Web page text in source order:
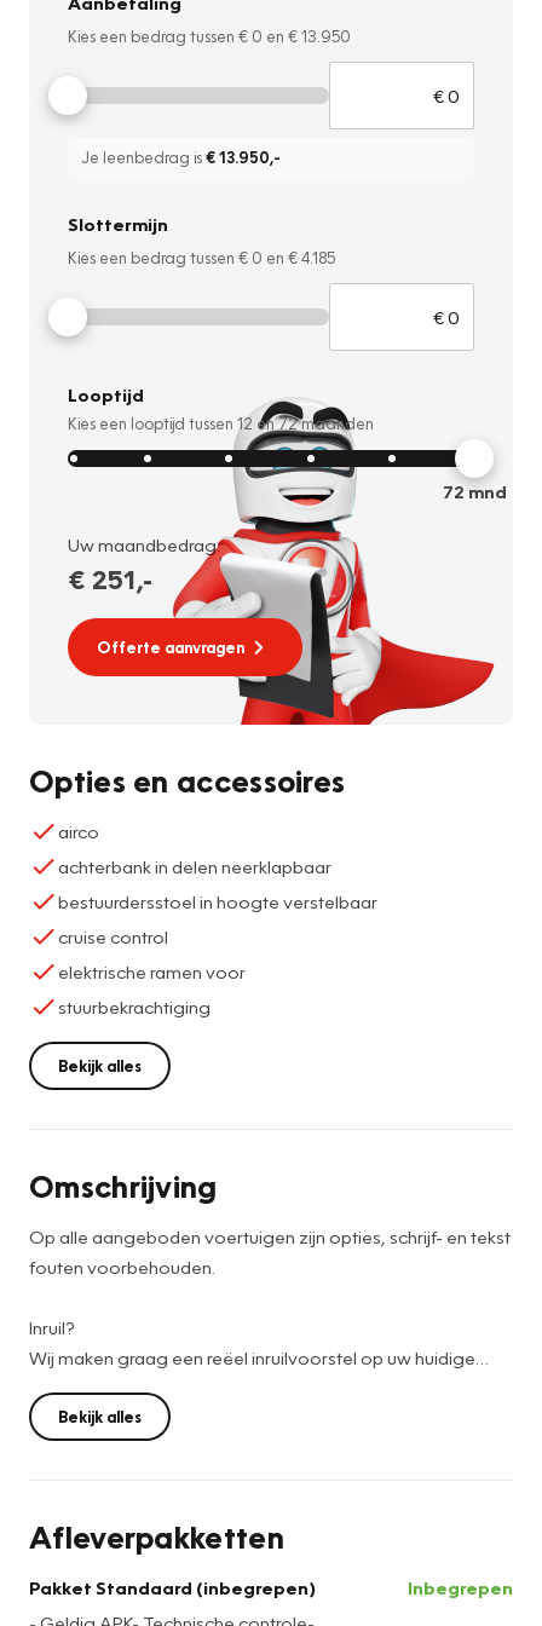
Kies een bedrag tussen € 0 en € 13.950
Je leenbedrag is€ 13.950,-
Slottermijn
Kies een bedrag tussen € 0 en € 4.185
Looptijd
Kies een looptijd tussen 12 en72maanden
72 mnd
Uw maandbedrag:
€ 251,-
Offerte aanvragen
Opties en accessoires
airco
achterbank in delen neerklapbaar
bestuurdersstoel in hoogte verstelbaar
cruise control
elektrische ramen voor
stuurbekrachtiging
Bekijk alles
Omschrijving
Op alle aangeboden voertuigen zijn opties, schrijf- en tekst
fouten voorbehouden.
Inruil?
Wij maken graag een reëel inruilvoorstel op uw huidige
auto , stuur hiervoor een e-mail of Whatsapp met de
volgende gegevens: kenteken, kilometerstand, foto's en
eventuele bijzonderheden.
Bij Vakgarage Douwes werken wij met verschillende
klant goed kunnen helpen bij het vinden van een passende
Bekijk alles
Afleverpakketten
Pakket Standaard (inbegrepen)
Inbegrepen